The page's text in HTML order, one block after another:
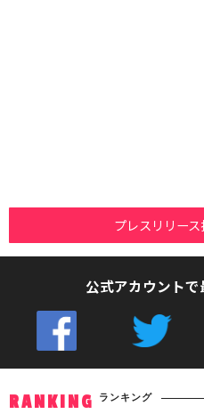
プレスリリー
公式アカウントで
RANKING ランキング